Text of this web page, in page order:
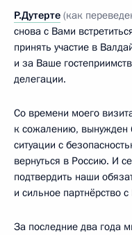
Р.Дутерте (как
снова с Вами
принять участие в
и за Ваше
делегации.
Со времени моего
к сожалению, вынужден
ситуации с
вернуться в Россию. И
подтвердить наши
и сильное партнёрство
За последние два года